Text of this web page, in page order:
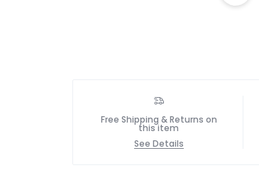
Free Shipping & Returns on
this item
See Details